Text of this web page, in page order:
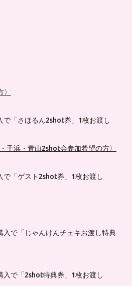
「さほるん2shot券」1枚お渡し
千浜・青山2shot会参加希望の方〉
「ゲスト2shot券」1枚お渡し
で「じゃんけんチェキお渡し特典
で「2shot特典券」1枚お渡し